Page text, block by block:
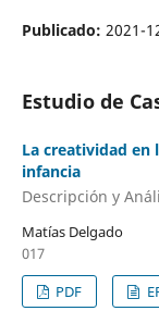
Publicado: 2021-
Estudio de
La creatividad en
infancia
Descripción y
Matías Delgado
017
PDF